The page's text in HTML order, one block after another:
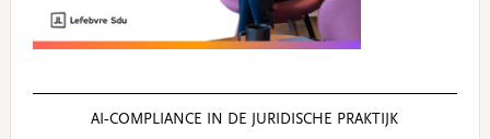
AI‑COMPLIANCE IN DE JURIDISCHE PRAKTIJK